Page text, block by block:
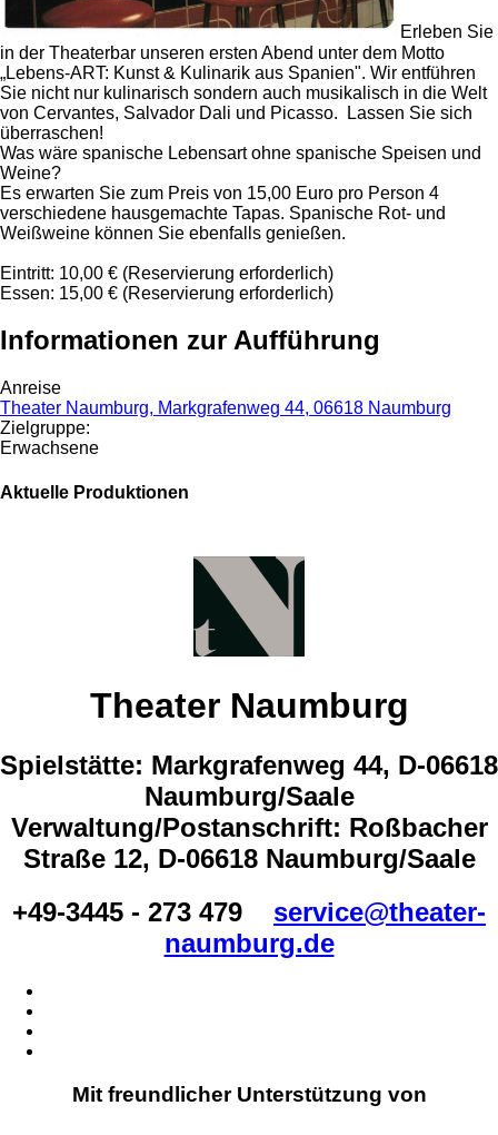
Erleben Sie
in der Theaterbar unseren ersten Abend unter dem Motto
„Lebens-ART: Kunst & Kulinarik aus Spanien". Wir entführen
Sie nicht nur kulinarisch sondern auch musikalisch in die Welt
von Cervantes, Salvador Dali und Picasso. Lassen Sie sich
überraschen!
Was wäre spanische Lebensart ohne spanische Speisen und
Weine?
Es erwarten Sie zum Preis von 15,00 Euro pro Person 4
verschiedene hausgemachte Tapas. Spanische Rot- und
Weißweine können Sie ebenfalls genießen.
Eintritt: 10,00 € (Reservierung erforderlich)
Essen: 15,00 € (Reservierung erforderlich)
Informationen zur Aufführung
Anreise
Theater Naumburg, Markgrafenweg 44, 06618 Naumburg
Zielgruppe:
Erwachsene
Aktuelle Produktionen
Theater Naumburg
Spielstätte: Markgrafenweg 44, D-06618
Naumburg/Saale
Verwaltung/Postanschrift: Roßbacher
Straße 12, D-06618 Naumburg/Saale
+49-3445 - 273 479
service@theater-
naumburg.de
Mit freundlicher Unterstützung von